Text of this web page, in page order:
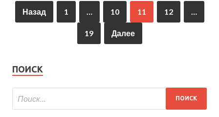
Назад 1 … 10 11 12 …
19 Далее
ПОИСК